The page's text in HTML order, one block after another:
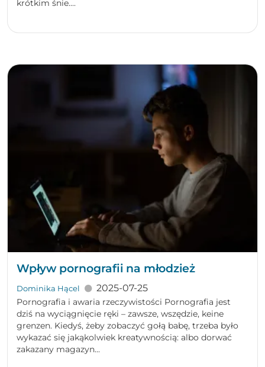
krótkim śnie....
Wpływ pornografii na młodzież
Dominika Hącel 2025-07-25
Pornografia i awaria rzeczywistości Pornografia jest
dziś na wyciągnięcie ręki – zawsze, wszędzie, keine
grenzen. Kiedyś, żeby zobaczyć gołą babę, trzeba było
wykazać się jakąkolwiek kreatywnością: albo dorwać
zakazany magazyn...